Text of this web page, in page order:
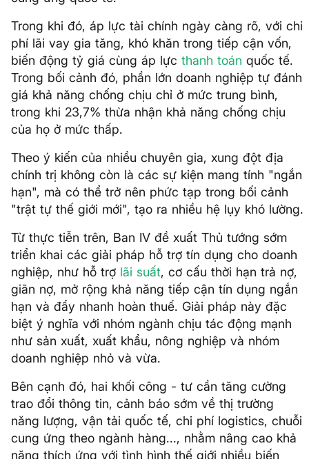
Trong khi đó, áp lực tài chính ngày càng rõ, với chi
phí lãi vay gia tăng, khó khăn trong tiếp cận vốn,
biến động tỷ giá cùng áp lực thanh toán quốc tế.
Trong bối cảnh đó, phần lớn doanh nghiệp tự đánh
giá khả năng chống chịu chỉ ở mức trung bình,
trong khi 23,7% thừa nhận khả năng chống chịu
của họ ở mức thấp.
Theo ý kiến của nhiều chuyên gia, xung đột địa
chính trị không còn là các sự kiện mang tính "ngắn
hạn", mà có thể trở nên phức tạp trong bối cảnh
"trật tự thế giới mới", tạo ra nhiều hệ lụy khó lường.
Từ thực tiễn trên, Ban IV đề xuất Thủ tướng sớm
triển khai các giải pháp hỗ trợ tín dụng cho doanh
nghiệp, như hỗ trợ lãi suất, cơ cấu thời hạn trả nợ,
giãn nợ, mở rộng khả năng tiếp cận tín dụng ngắn
hạn và đẩy nhanh hoàn thuế. Giải pháp này đặc
biệt ý nghĩa với nhóm ngành chịu tác động mạnh
như sản xuất, xuất khẩu, nông nghiệp và nhóm
doanh nghiệp nhỏ và vừa.
Bên cạnh đó, hai khối công - tư cần tăng cường
trao đổi thông tin, cảnh báo sớm về thị trường
năng lượng, vận tải quốc tế, chi phí logistics, chuỗi
cung ứng theo ngành hàng..., nhằm nâng cao khả
năng thích ứng với tình hình thế giới nhiều biến